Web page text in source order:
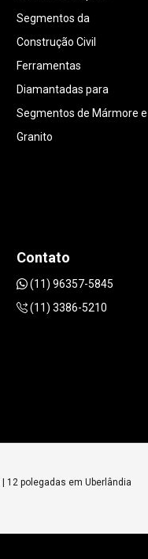
Segmentos da
Construção Civil
Ferramentas
Diamantadas para
Segmentos de Mármore e
Granito
Contato
(11) 96357-5845
(11) 3386-5210
12 polegadas em Uberlândia